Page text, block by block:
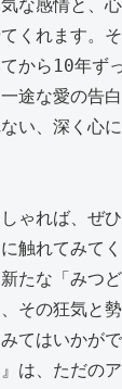
な感情と、
くれます。
から10年ず
途な愛の告白
い、深く心
ゃれば、ぜ
触れてみて
たな「みつ
その狂気と
てはいかが
は、ただのア